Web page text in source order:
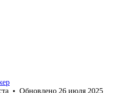
• Обновлено 26 июля 2025